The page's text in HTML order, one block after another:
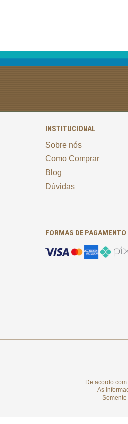
INSTITUCIONAL
Sobre nós
Como Comprar
Blog
Dúvidas
FORMAS DE PAGAMENTO
De acordo
As
Somente